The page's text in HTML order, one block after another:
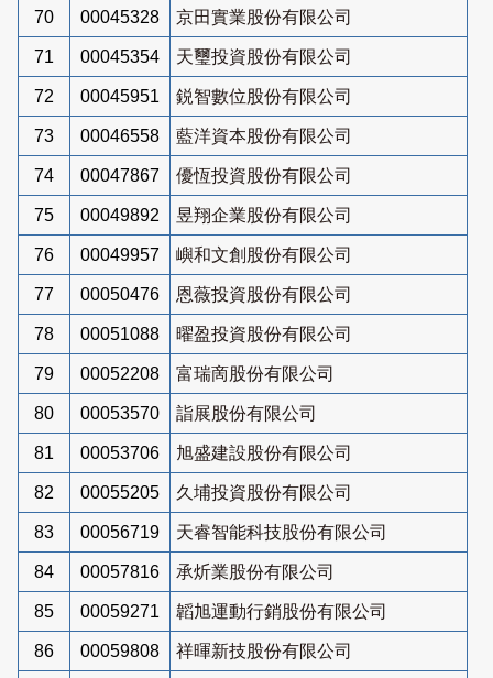
70 00045328 京田實業股份有限公司
71 00045354 天璽投資股份有限公司
72 00045951 鋭智數位股份有限公司
73 00046558 藍洋資本股份有限公司
74 00047867 優恆投資股份有限公司
75 00049892 昱翔企業股份有限公司
76 00049957 嶼和文創股份有限公司
77 00050476 恩薇投資股份有限公司
78 00051088 曜盈投資股份有限公司
79 00052208 富瑞啇股份有限公司
80 00053570 詣展股份有限公司
81 00053706 旭盛建設股份有限公司
82 00055205 久埔投資股份有限公司
83 00056719 天睿智能科技股份有限公司
84 00057816 承炘業股份有限公司
85 00059271 韜旭運動行銷股份有限公司
86 00059808 祥暉新技股份有限公司